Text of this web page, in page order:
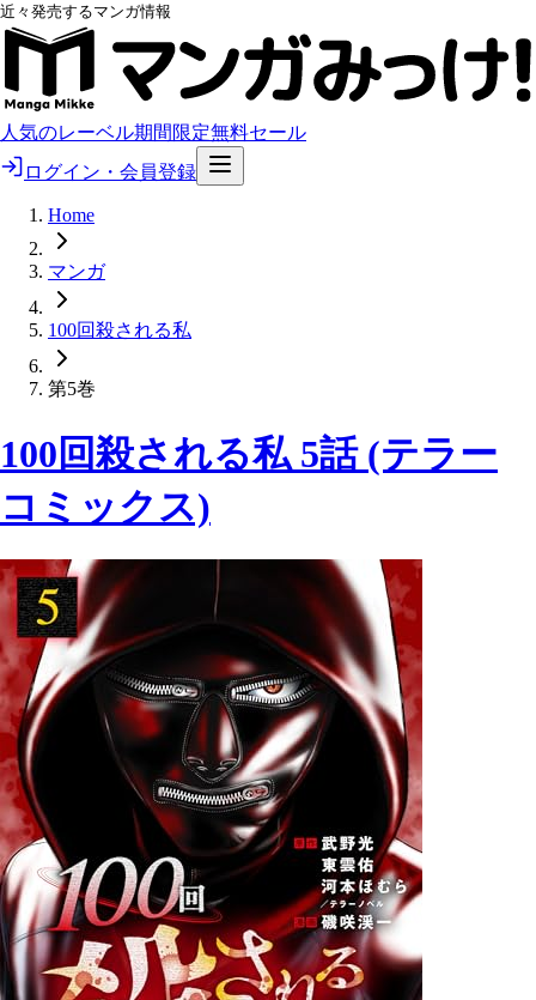
近々発売するマンガ情報
人気のレーベル期間限定無料セール
ログイン・会員登録
Home
マンガ
100回殺される私
第5巻
100回殺される私 5話 (テラー
コミックス)